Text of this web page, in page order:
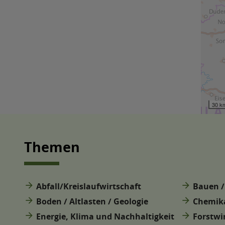
Themen
arrow_forward Abfall/Kreislaufwirtschaft arrow_forward Bauen
arrow_forward Boden / Altlasten / Geologie arrow_forward
arrow_forward Energie, Klima und Nachhaltigkeit arrow_forward